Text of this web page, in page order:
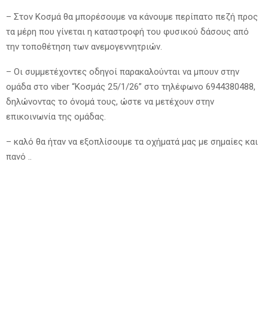
– Στον Κοσμά θα μπορέσουμε να κάνουμε περίπατο πεζή προς
τα μέρη που γίνεται η καταστροφή του φυσικού δάσους από
την τοποθέτηση των ανεμογεννητριών.
– Οι συμμετέχοντες οδηγοί παρακαλούνται να μπουν στην
ομάδα στο viber “Κοσμάς 25/1/26” στο τηλέφωνο 6944380488,
δηλώνοντας το όνομά τους, ώστε να μετέχουν στην
επικοινωνία της ομάδας.
– καλό θα ήταν να εξοπλίσουμε τα οχήματά μας με σημαίες και
πανό ..